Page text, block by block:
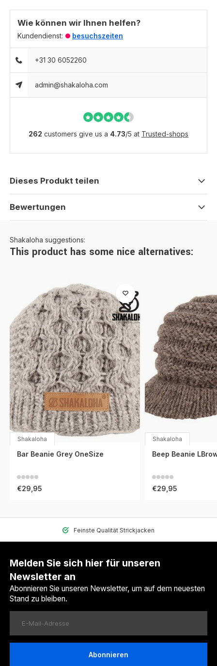
Wie können wir Ihnen helfen?
Kundendienst: besuchszeiten
+31 30 6052260
admin@shakaloha.com
262 customers give us a 4.73/5 at Trusted-shops
Dieses Produkt teilen
Bewertungen
Shakaloha suggestions:
This product has some nice alternatives:
Shakaloha
Bar Beanie Grey OneSize
€29,95
Shakaloha
Beep Beanie
€29,95
Feinste Qualität Strickjacken
Melden Sie sich hier für unseren
Newsletter an
Abonnieren Sie unseren Newsletter, um auf dem neuesten
Stand zu bleiben.
Abonnieren